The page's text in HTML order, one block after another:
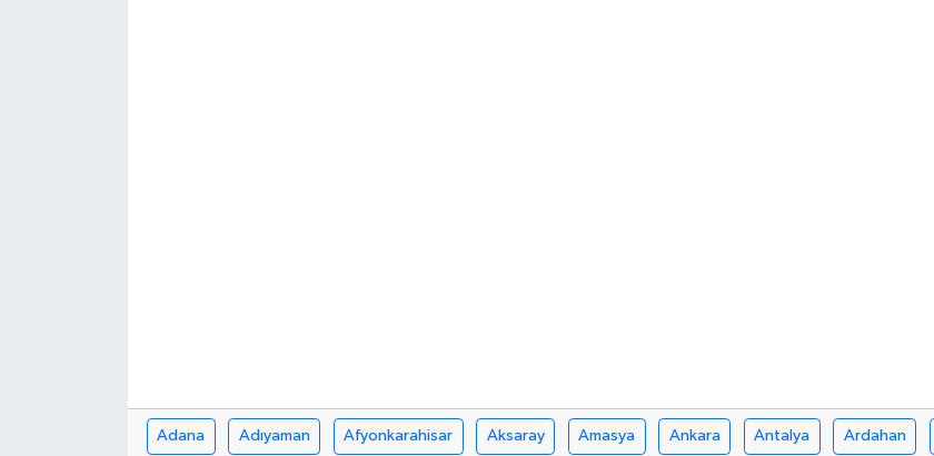
Adana Adıyaman Afyonkarahisar Aksaray Amasya Ankara Antalya Ardahan